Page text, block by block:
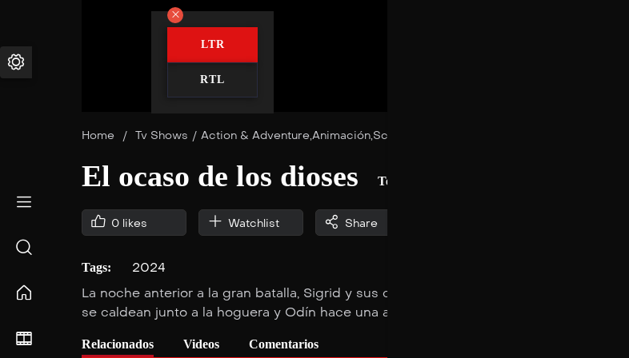
Home / Tv Shows / Action & Adventure,Animación,Sci-Fi & Fantasy
El ocaso de los dioses Temporada 1
0 likes Watchlist Share
Tags:
2024
La noche anterior a la gran batalla, Sigrid y sus compañeros se cuentan historias de
se caldean junto a la hoguera y Odín hace una advertencia funesta.
Relacionados Videos Comentarios
LTR
RTL